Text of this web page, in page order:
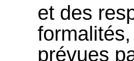
et des
prévues